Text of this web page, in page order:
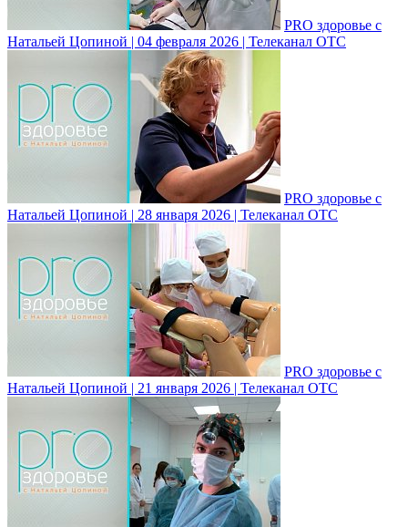
PRO здоровье с
Натальей Цопиной | 04 февраля 2026 | Телеканал ОТС
PRO здоровье с
Натальей Цопиной | 28 января 2026 | Телеканал ОТС
PRO здоровье с
Натальей Цопиной | 21 января 2026 | Телеканал ОТС